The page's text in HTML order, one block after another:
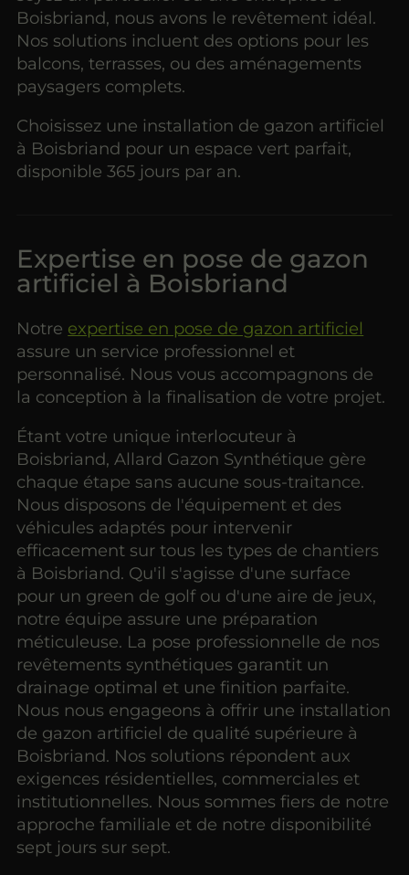
Boisbriand, nous avons le revêtement idéal.
Nos solutions incluent des options pour les
balcons, terrasses, ou des aménagements
paysagers complets.
Choisissez une installation de gazon artificiel
à Boisbriand pour un espace vert parfait,
disponible 365 jours par an.
Expertise en pose de gazon
artificiel à Boisbriand
Notre expertise en pose de gazon artificiel
assure un service professionnel et
personnalisé. Nous vous accompagnons de
la conception à la finalisation de votre projet.
Étant votre unique interlocuteur à
Boisbriand, Allard Gazon Synthétique gère
chaque étape sans aucune sous-traitance.
Nous disposons de l'équipement et des
véhicules adaptés pour intervenir
efficacement sur tous les types de chantiers
à Boisbriand. Qu'il s'agisse d'une surface
pour un green de golf ou d'une aire de jeux,
notre équipe assure une préparation
méticuleuse. La pose professionnelle de nos
revêtements synthétiques garantit un
drainage optimal et une finition parfaite.
Nous nous engageons à offrir une installation
de gazon artificiel de qualité supérieure à
Boisbriand. Nos solutions répondent aux
exigences résidentielles, commerciales et
institutionnelles. Nous sommes fiers de notre
approche familiale et de notre disponibilité
sept jours sur sept.